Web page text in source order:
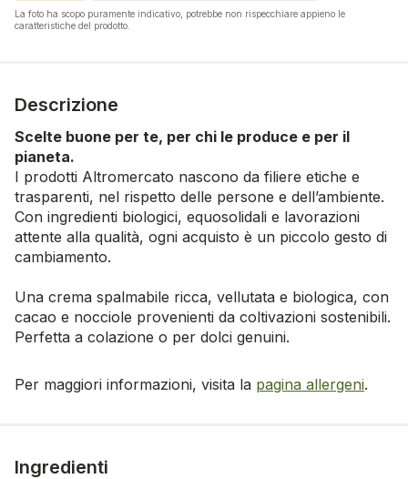
La foto ha scopo puramente indicativo, potrebbe non rispecchiare appieno le
caratteristiche del prodotto.
Descrizione
Scelte buone per te, per chi le produce e per il
pianeta.
I prodotti Altromercato nascono da filiere etiche e
trasparenti, nel rispetto delle persone e dell’ambiente.
Con ingredienti biologici, equosolidali e lavorazioni
attente alla qualità, ogni acquisto è un piccolo gesto di
cambiamento.
Una crema spalmabile ricca, vellutata e biologica, con
cacao e nocciole provenienti da coltivazioni sostenibili.
Perfetta a colazione o per dolci genuini.
Per maggiori informazioni, visita la pagina allergeni.
Ingredienti